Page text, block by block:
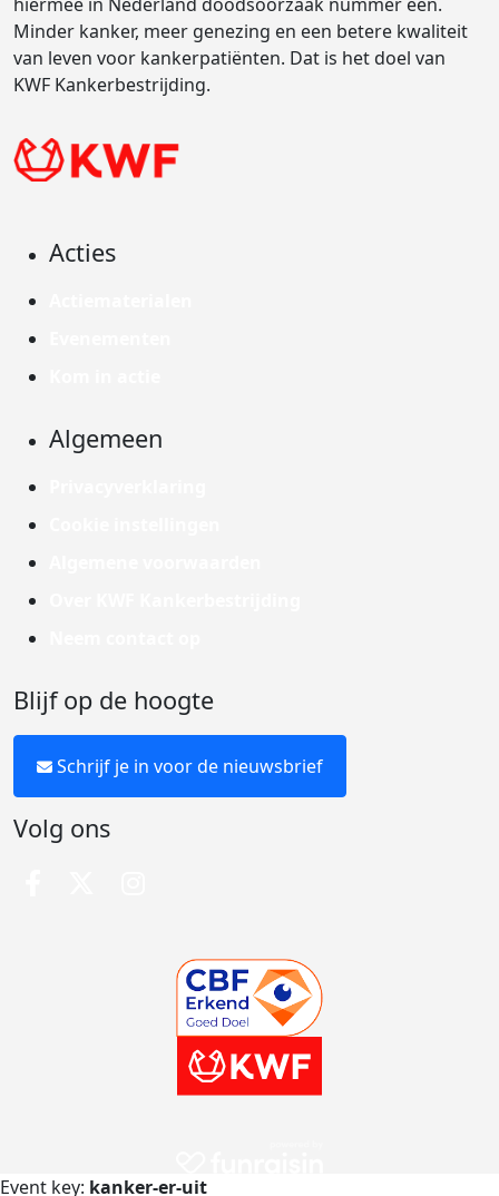
Minder kanker, meer genezing en een betere kwaliteit
van leven voor kankerpatiënten. Dat is het doel van
KWF Kankerbestrijding.
Acties
Algemeen
Blijf op de hoogte
Schrijf je in voor de nieuwsbrief
Volg ons
Event key: kanker-er-uit